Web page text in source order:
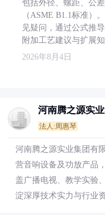
包括外径、螺距、公
（ASME B1.1标准）
见疑问，通过公式推
附加工艺建议与扩展知
2026年8月4日
河南腾之源实
法人:周惠琴
河南腾之源实业集团有
营音响设备及功放产品
盖广播电视、教学实验
淀深厚技术实力与行业